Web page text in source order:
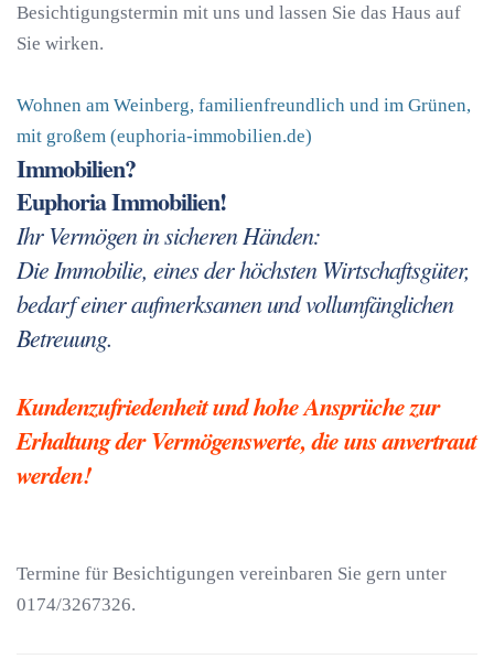
Besichtigungstermin mit uns und lassen Sie das Haus auf
Sie wirken.
Wohnen am Weinberg, familienfreundlich und im Grünen,
mit großem (euphoria-immobilien.de)
Immobilien?
Euphoria Immobilien!
Ihr Vermögen in sicheren Händen:
Die Immobilie, eines der höchsten Wirtschaftsgüter,
bedarf einer aufmerksamen und vollumfänglichen
Betreuung.
Kundenzufriedenheit und hohe Ansprüche zur
Erhaltung der Vermögenswerte, die uns anvertraut
werden!
Termine für Besichtigungen vereinbaren Sie gern unter
0174/3267326.